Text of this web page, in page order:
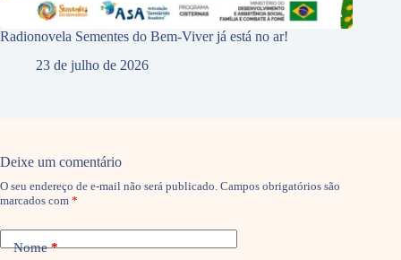
Radionovela Sementes do Bem-Viver já está no ar!
23 de julho de 2026
Deixe um comentário
O seu endereço de e-mail não será publicado. Campos obrigatórios são
marcados com *
Nome*